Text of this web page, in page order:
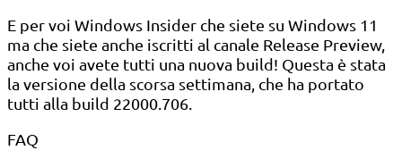
E per voi Windows Insider che siete su Windows 11
ma che siete anche iscritti al canale Release Preview,
anche voi avete tutti una nuova build! Questa è stata
la versione della scorsa settimana, che ha portato
tutti alla build 22000.706.
FAQ